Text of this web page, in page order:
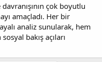
çok boyutlu
amaçladı. Her bir
analiz sunularak, hem
bakış açıları